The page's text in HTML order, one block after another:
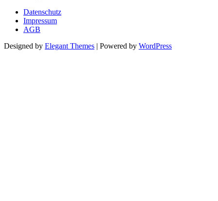
Datenschutz
Impressum
AGB
Designed by Elegant Themes | Powered by WordPress